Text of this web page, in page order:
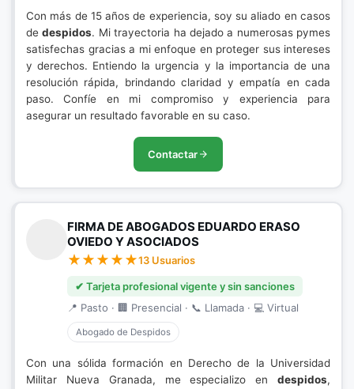
Con más de 15 años de experiencia, soy su aliado en casos
dedespidos. Mi trayectoria ha dejado a numerosas pymes
satisfechas gracias a mi enfoque en proteger sus intereses
y derechos. Entiendo la urgencia y la importancia de una
resolución rápida, brindando claridad y empatía en cada
paso. Confíe en mi compromiso y experiencia para
asegurar un resultado favorable en su caso.
Contactar
FIRMA DE ABOGADOS EDUARDO ERASO
OVIEDO Y ASOCIADOS
13 Usuarios
✔ Tarjeta profesional vigente y sin sanciones
📍 Pasto · 🏢 Presencial · 📞 Llamada · 💻 Virtual
Abogado de Despidos
Con una sólida formación en Derecho de la Universidad
Militar Nueva Granada, me especializo en despidos,